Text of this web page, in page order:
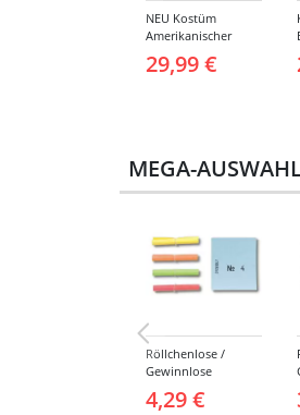
NEU Kostüm
Amerikanischer
Overall, Orange -
29,99 €
MEGA-
Röllchenlose /
Gewinnlose
Tombola, Treffer,
bunt - Nummern 1-
4,29 €